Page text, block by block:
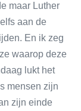
maar Luther
aan de
En ik zeg
waarop deze
lukt het
mensen zijn
zijn einde